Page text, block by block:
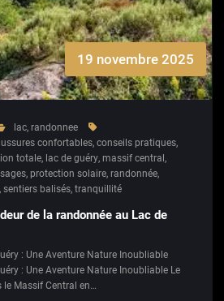
19 novembre 2025
lac, randonnee
confortables, conseils pratiques,
totale, lac de guéry, massif central ,
, protection solaire, randonnée,
, sentiers balisés, tranquillité
de la randonnée au Lac de
: Une Aventure Nature Inoubliable
: Une Aventure Nature Inoubliable Le
le Massif Central en…